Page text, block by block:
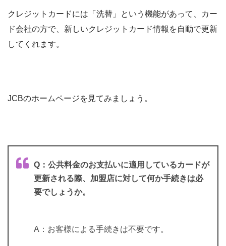
クレジットカードには「洗替」という機能があって、カー
ド会社の方で、新しいクレジットカード情報を自動で更新
してくれます。
JCBのホームページを見てみましょう。
Q：公共料金のお支払いに適用しているカードが
更新される際、加盟店に対して何か手続きは必
要でしょうか。
A：お客様による手続きは不要です。